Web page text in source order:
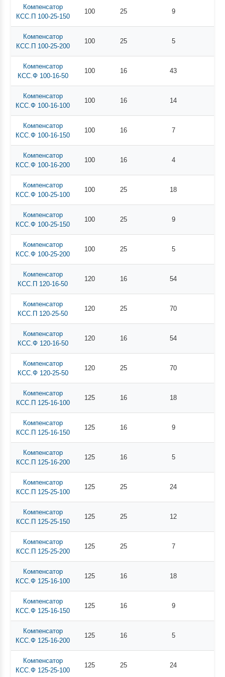
Компенсатор
КСС.П 100-25-150
100 25 9
Компенсатор
КСС.П 100-25-200
100 25 5
Компенсатор
КСС.Ф 100-16-50
100 16 43
Компенсатор
КСС.Ф 100-16-100
100 16 14
Компенсатор
КСС.Ф 100-16-150
100 16 7
Компенсатор
КСС.Ф 100-16-200
100 16 4
Компенсатор
КСС.Ф 100-25-100
100 25 18
Компенсатор
КСС.Ф 100-25-150
100 25 9
Компенсатор
КСС.Ф 100-25-200
100 25 5
Компенсатор
КСС.П 120-16-50
120 16 54
Компенсатор
КСС.П 120-25-50
120 25 70
Компенсатор
КСС.Ф 120-16-50
120 16 54
Компенсатор
КСС.Ф 120-25-50
120 25 70
Компенсатор
КСС.П 125-16-100
125 16 18
Компенсатор
КСС.П 125-16-150
125 16 9
Компенсатор
КСС.П 125-16-200
125 16 5
Компенсатор
КСС.П 125-25-100
125 25 24
Компенсатор
КСС.П 125-25-150
125 25 12
Компенсатор
КСС.П 125-25-200
125 25 7
Компенсатор
КСС.Ф 125-16-100
125 16 18
Компенсатор
КСС.Ф 125-16-150
125 16 9
Компенсатор
КСС.Ф 125-16-200
125 16 5
Компенсатор
КСС.Ф 125-25-100
125 25 24